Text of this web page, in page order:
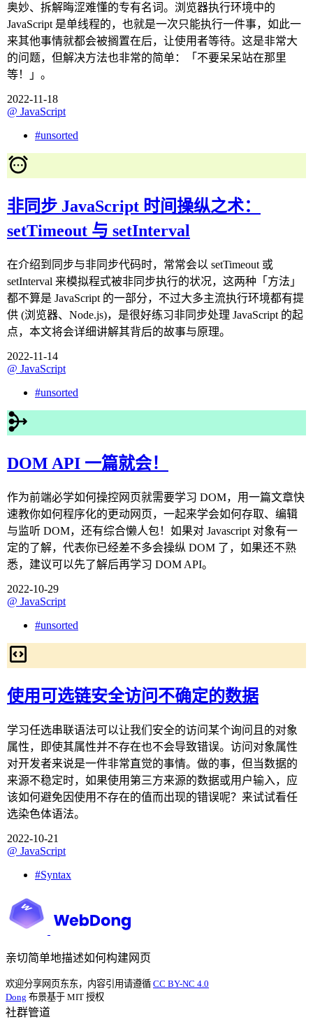
奥妙、拆解晦涩难懂的专有名词。浏览器执行环境中的
JavaScript 是单线程的，也就是一次只能执行一件事，如此一
来其他事情就都会被搁置在后，让使用者等待。这是非常大
的问题，但解决方法也非常的简单：「不要呆呆站在那里
等！」。
2022-11-18
@ JavaScript
#unsorted
非同步 JavaScript 时间操纵之术：
setTimeout 与 setInterval
在介绍到同步与非同步代码时，常常会以 setTimeout 或
setInterval 来模拟程式被非同步执行的状况，这两种「方法」
都不算是 JavaScript 的一部分，不过大多主流执行环境都有提
供 (浏览器、Node.js)，是很好练习非同步处理 JavaScript 的起
点，本文将会详细讲解其背后的故事与原理。
2022-11-14
@ JavaScript
#unsorted
DOM API 一篇就会！
作为前端必学如何操控网页就需要学习 DOM，用一篇文章快
速教你如何程序化的更动网页，一起来学会如何存取、编辑
与监听 DOM，还有综合懒人包！如果对 Javascript 对象有一
定的了解，代表你已经差不多会操纵 DOM 了，如果还不熟
悉，建议可以先了解后再学习 DOM API。
2022-10-29
@ JavaScript
#unsorted
使用可选链安全访问不确定的数据
学习任选串联语法可以让我们安全的访问某个询问且的对象
属性，即使其属性并不存在也不会导致错误。访问对象属性
对开发者来说是一件非常直觉的事情。做的事，但当数据的
来源不稳定时，如果使用第三方来源的数据或用户输入，应
该如何避免因使用不存在的值而出现的错误呢？来试试看任
选染色体语法。
2022-10-21
@ JavaScript
#Syntax
亲切简单地描述如何构建网页
欢迎分享网页东东，内容引用请遵循 CC BY-NC 4.0
Dong 布景基于 MIT 授权
社群管道